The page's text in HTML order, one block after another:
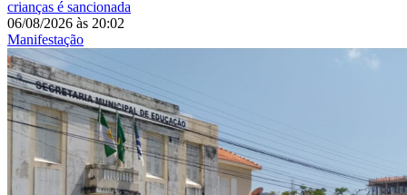
crianças é sancionada
06/08/2026 às 20:02
Manifestação